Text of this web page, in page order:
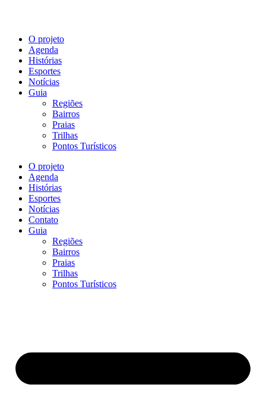
O projeto
Agenda
Histórias
Esportes
Notícias
Guia
Regiões
Bairros
Praias
Trilhas
Pontos Turísticos
O projeto
Agenda
Histórias
Esportes
Notícias
Contato
Guia
Regiões
Bairros
Praias
Trilhas
Pontos Turísticos